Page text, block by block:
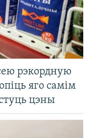
рэкордную
яго самім
цэны